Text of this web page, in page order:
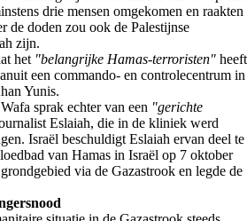
drie mensen omgekomen en raakten
de doden zou ook de Palestijnse
zijn.
het "belangrijke Hamas-terroristen" heeft
een commando- en controlecentrum in
Yunis.
sprak echter van een "gerichte
Eslaiah, die in de kliniek werd
Israël beschuldigt Eslaiah ervan deel te
van Hamas in Israël op 7 oktober
via de Gazastrook en legde de